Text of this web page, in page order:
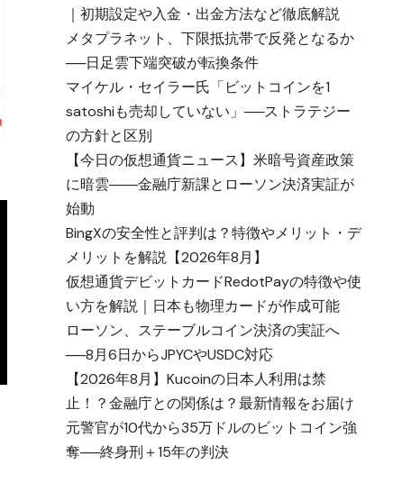
｜初期設定や入金・出金方法など徹底解説
メタプラネット、下限抵抗帯で反発となるか
──日足雲下端突破が転換条件
マイケル・セイラー氏「ビットコインを1
satoshiも売却していない」──ストラテジー
の方針と区別
【今日の仮想通貨ニュース】米暗号資産政策
に暗雲――金融庁新課とローソン決済実証が
始動
BingXの安全性と評判は？特徴やメリット・デ
メリットを解説【2026年8月】
仮想通貨デビットカードRedotPayの特徴や使
い方を解説｜日本も物理カードが作成可能
ローソン、ステーブルコイン決済の実証へ
──8月6日からJPYCやUSDC対応
【2026年8月】Kucoinの日本人利用は禁
止！？金融庁との関係は？最新情報をお届け
元警官が10代から35万ドルのビットコイン強
奪──終身刑＋15年の判決